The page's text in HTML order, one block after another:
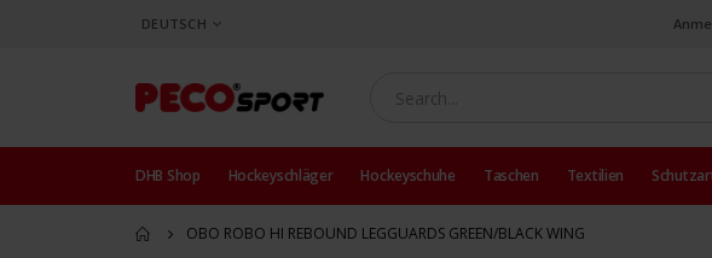
SPRACHE
DEUTSCH
DHB Shop Hockeyschläger Hockeyschuhe Taschen Textilien
OBO ROBO HI REBOUND LEGGUARDS GREEN/BLACK WING